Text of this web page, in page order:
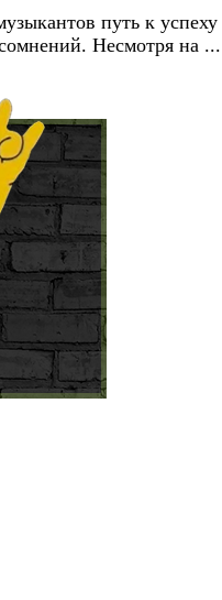
путь к успеху
Несмотря на ...